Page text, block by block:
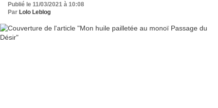
Publié le 11/03/2021 à 10:08
Par Lolo Leblog